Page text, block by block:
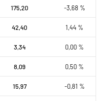
175,20 -3,68 %
42,40 1,44 %
3,34 0,00 %
8,09 0,50 %
15,97 -0,81 %